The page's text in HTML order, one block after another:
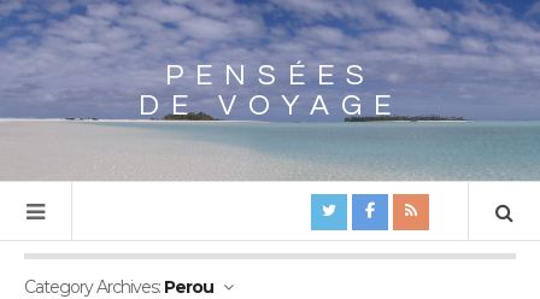
Array
PENSÉES
DE VOYAGE
Category Archives: Perou